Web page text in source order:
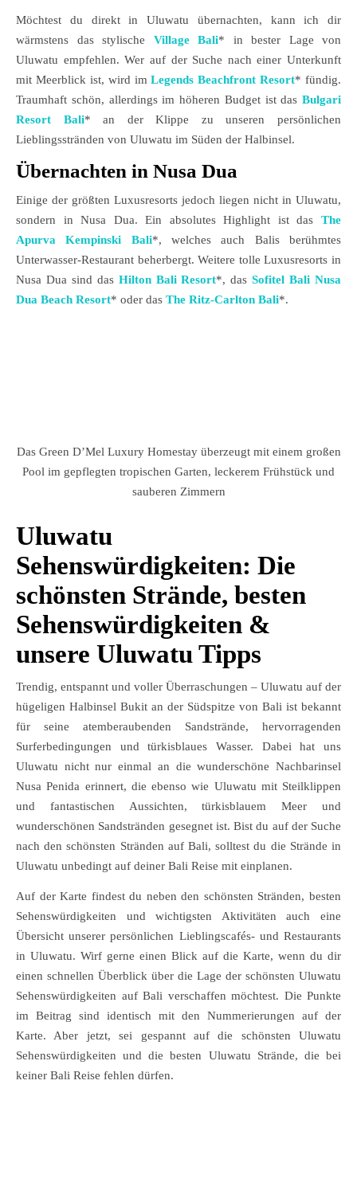
Möchtest du direkt in Uluwatu übernachten, kann ich dir
wärmstens das stylische Village Bali* in bester Lage von
Uluwatu empfehlen. Wer auf der Suche nach einer Unterkunft
mit Meerblick ist, wird imLegends Beachfront Resort* fündig.
Traumhaft schön, allerdings im höheren Budget ist das Bulgari
Resort Bali* an der Klippe zu unseren persönlichen
Lieblingsstränden von Uluwatu im Süden der Halbinsel.
Übernachten in Nusa Dua
Einige der größten Luxusresorts jedoch liegen nicht in Uluwatu,
sondern in Nusa Dua. Ein absolutes Highlight ist das The
Apurva Kempinski Bali*, welches auch Balis berühmtes
Unterwasser-Restaurant beherbergt. Weitere tolle Luxusresorts in
Nusa Dua sind das Hilton Bali Resort*, dasSofitel Bali Nusa
Dua Beach Resort* oder das The Ritz-Carlton Bali*.
Das Green D’Mel Luxury Homestay überzeugt mit einem großen
Pool im gepflegten tropischen Garten, leckerem Frühstück und
sauberen Zimmern
Uluwatu
Sehenswürdigkeiten: Die
schönsten Strände, besten
Sehenswürdigkeiten &
unsere Uluwatu Tipps
Trendig, entspannt und voller Überraschungen – Uluwatu auf der
hügeligen Halbinsel Bukit an der Südspitze von Bali ist bekannt
für seine atemberaubenden Sandstrände, hervorragenden
Surferbedingungen und türkisblaues Wasser. Dabei hat uns
Uluwatu nicht nur einmal an die wunderschöne Nachbarinsel
Nusa Penida erinnert, die ebenso wie Uluwatu mit Steilklippen
und fantastischen Aussichten, türkisblauem Meer und
wunderschönen Sandstränden gesegnet ist. Bist du auf der Suche
nach den schönsten Stränden auf Bali, solltest du die Strände in
Uluwatu unbedingt auf deiner Bali Reise mit einplanen.
Auf der Karte findest du neben den schönsten Stränden, besten
Sehenswürdigkeiten und wichtigsten Aktivitäten auch eine
Übersicht unserer persönlichen Lieblingscafés- und Restaurants
in Uluwatu. Wirf gerne einen Blick auf die Karte, wenn du dir
einen schnellen Überblick über die Lage der schönsten Uluwatu
Sehenswürdigkeiten auf Bali verschaffen möchtest. Die Punkte
im Beitrag sind identisch mit den Nummerierungen auf der
Karte. Aber jetzt, sei gespannt auf die schönsten Uluwatu
Sehenswürdigkeiten und die besten Uluwatu Strände, die bei
keiner Bali Reise fehlen dürfen.